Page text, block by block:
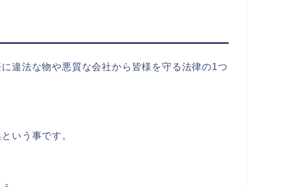
違法な物や悪質な会社から皆様を守る法律の1つ
という事です。